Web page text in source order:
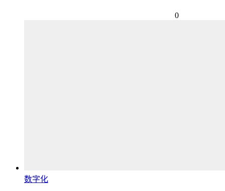
0
数字化